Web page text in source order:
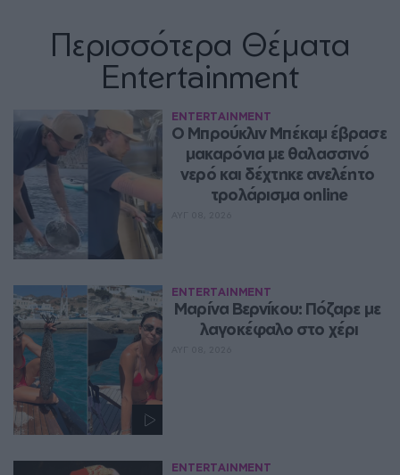
Περισσότερα Θέματα
Entertainment
ENTERTAINMENT
Ο Μπρούκλιν Μπέκαμ έβρασε
μακαρόνια με θαλασσινό
νερό και δέχτηκε ανελέητο
τρολάρισμα online
ENTERTAINMENT
Μαρίνα Βερνίκου: Πόζαρε με
λαγοκέφαλο στο χέρι
ENTERTAINMENT